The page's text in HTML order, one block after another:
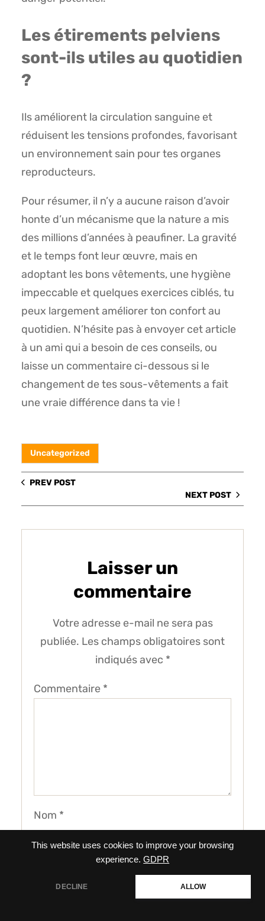
This website uses cookies to improve your browsing
experience. GDPR
DECLINE ALLOW
Les étirements pelviens
sont-ils utiles au quotidien
?
Ils améliorent la circulation sanguine et
réduisent les tensions profondes, favorisant
un environnement sain pour tes organes
reproducteurs.
Pour résumer, il n’y a aucune raison d’avoir
honte d’un mécanisme que la nature a mis
des millions d’années à peaufiner. La gravité
et le temps font leur œuvre, mais en
adoptant les bons vêtements, une hygiène
impeccable et quelques exercices ciblés, tu
peux largement améliorer ton confort au
quotidien. N’hésite pas à envoyer cet article
à un ami qui a besoin de ces conseils, ou
laisse un commentaire ci-dessous si le
changement de tes sous-vêtements a fait
une vraie différence dans ta vie !
Uncategorized
PREV POST
NEXT POST
Laisser un
commentaire
Votre adresse e-mail ne sera pas
publiée. Les champs obligatoires sont
indiqués avec *
Commentaire *
Nom *